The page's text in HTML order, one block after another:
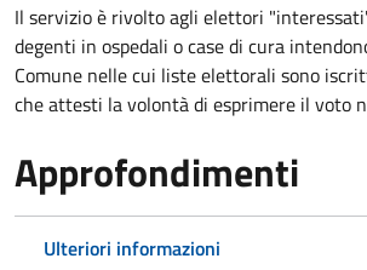
Il servizio è rivolto agli elettori
degenti in ospedali o case di cura
Comune nelle cui liste elettorali sono
che attesti la volontà di esprimere il voto
Approfondimenti
Ulteriori informazioni